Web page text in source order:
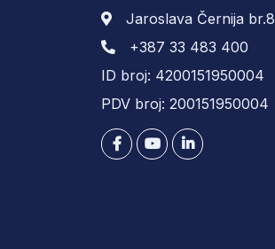
Jaroslava Černija br.8
+387 33 483 400
ID broj: 4200151950004
PDV broj: 200151950004